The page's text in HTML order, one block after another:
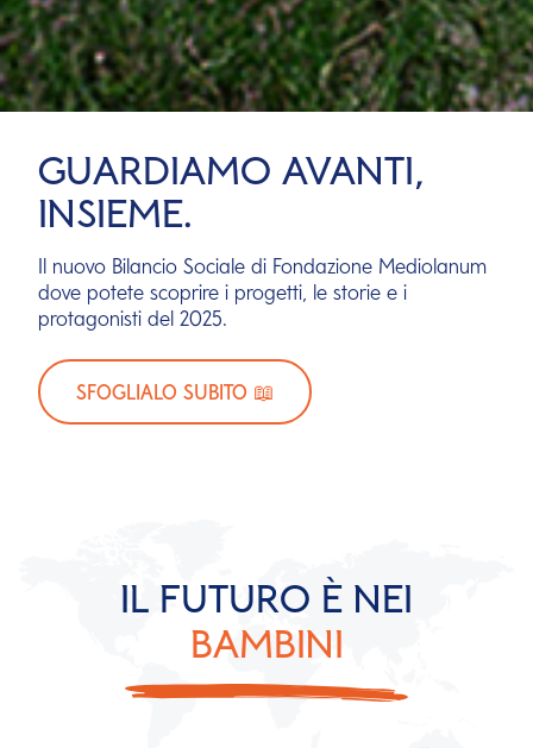
RACCOLTA FONDI
Insieme, per aiutare 152 minori con autismo in tutta
Italia.
GUARDA LO SPOT 🎬
IL FUTURO È NEI
BAMBINI